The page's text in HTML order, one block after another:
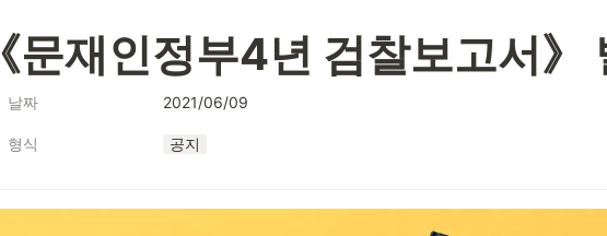
《문재인정부4년 검찰보고서》
날짜 2021/06/09
형식 공지